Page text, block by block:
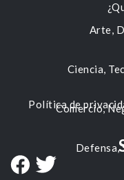
Arte,
Ciencia,
Comercio,
Defensa,
Política de